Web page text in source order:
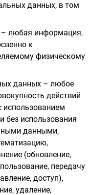
данных, в том
любая информация,
к
физическому
данных – любое
действий
использованием
без использования
данными,
(обновление,
передачу
доступ),
удаление,